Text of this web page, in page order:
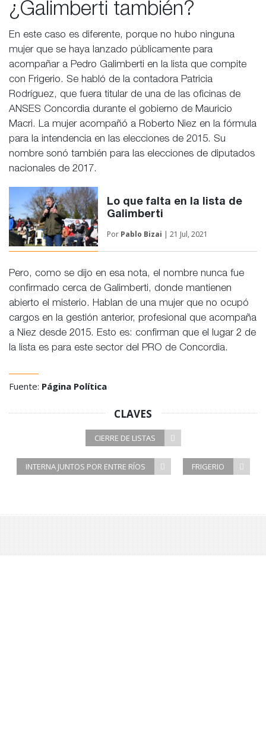
¿Galimberti también?
En este caso es diferente, porque no hubo ninguna
mujer que se haya lanzado públicamente para
acompañar a Pedro Galimberti en la lista que compite
con Frigerio. Se habló de la contadora Patricia
Rodríguez, que fuera titular de una de las oficinas de
ANSES Concordia durante el gobierno de Mauricio
Macri. La mujer acompañó a Roberto Niez en la fórmula
para la intendencia en las elecciones de 2015. Su
nombre sonó también para las elecciones de diputados
nacionales de 2017.
Lo que falta en la lista de
Galimberti
Por Pablo Bizai | 21 Jul, 2021
Pero, como se dijo en esa nota, el nombre nunca fue
confirmado cerca de Galimberti, donde mantienen
abierto el misterio. Hablan de una mujer que no ocupó
cargos en la gestión anterior, profesional que acompaña
a Niez desde 2015. Esto es: confirman que el lugar 2 de
la lista es para este sector del PRO de Concordia.
Fuente: Página Política
CLAVES
CIERRE DE LISTAS
INTERNA JUNTOS POR ENTRE RÍOS FRIGERIO